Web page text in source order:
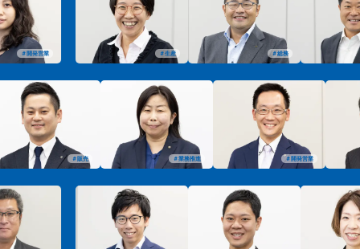
＃開発営業 ＃生産 ＃総務
＃開発営業
＃業務推進
＃販売